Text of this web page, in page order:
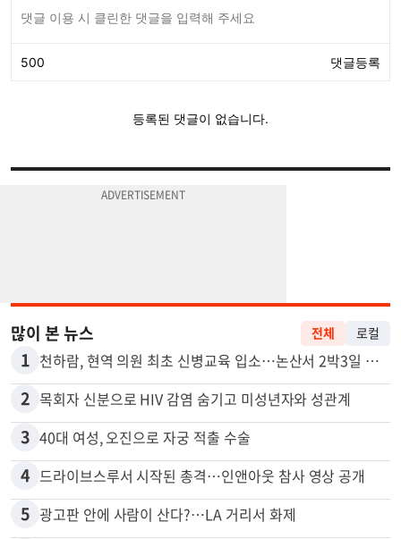
많이 본 뉴스 전체 로컬
1 천하람, 현역 의원 최초 신병교육 입소…논산서 2박3일 생활
2 목회자 신분으로 HIV 감염 숨기고 미성년자와 성관계
3 40대 여성, 오진으로 자궁 적출 수술
4 드라이브스루서 시작된 총격…인앤아웃 참사 영상 공개
5 광고판 안에 사람이 산다?…LA 거리서 화제